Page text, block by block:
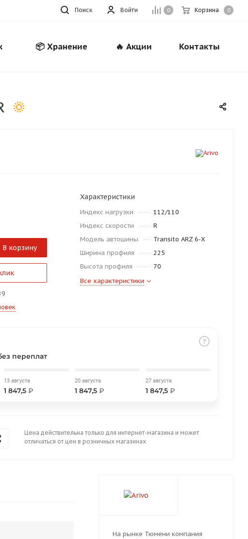
0 Корзина 0
Войти
Поиск
📦 Хранение 🔥 Акции Контакты
В корзину
Характеристики
Индекс нагрузки
112/110
Индекс скорости
R
Модель автошины
Transito ARZ 6-X
Ширина профиля
225
Высота профиля
70
Все характеристики
переплат
13 августа
1 847,5 ₽
20 августа
1 847,5 ₽
27 августа
1 847,5 ₽
Цена действительна только для интернет-магазина и может
отличаться от цен в розничных магазинах
На рынке Тюмени компания